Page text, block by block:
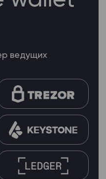
ведущих